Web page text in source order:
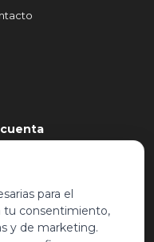
pedidos
de deseos
para el
tu consentimiento,
y de marketing.